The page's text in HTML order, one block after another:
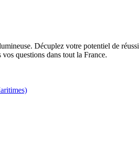
Décuplez votre potentiel de
questions dans tout la France.